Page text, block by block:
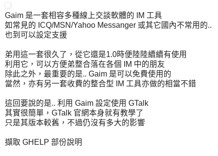
Gaim 是一套相容多種線上交談軟體的 IM 工具
如常見的 ICQ/MSN/Yahoo Messanger 或其它國內不常用的..
也到可以設定支援
弟用這一套很久了，從它還是1.0時便陸陸續續有使用
利用它，可以方便弟整合落在各個 IM 中的朋友
除此之外，最重要的是.. Gaim 是可以免費使用的
當然，亦有另一套收費的整合型 IM 工具亦做的相當不錯
這回要說的是.. 利用 Gaim 設定使用 GTalk
其實很簡單，GTalk 官網本身就有教學了
只是其版本較舊，不過仍沒有多大的影響
擷取 GHELP 部份說明